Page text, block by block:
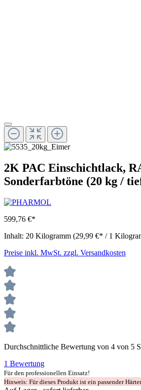
2K PAC Einschichtlack,
Sonderfarbtöne (20 kg /
599,76 €*
Inhalt: 20 Kilogramm (29,99 €* / 1
Preise inkl. MwSt. zzgl. Versandkosten
Durchschnittliche Bewertung von 4 von 5
1 Bewertung
Für den professionellen Einsatz!
Hinweis: Für dieses Produkt ist ein passender